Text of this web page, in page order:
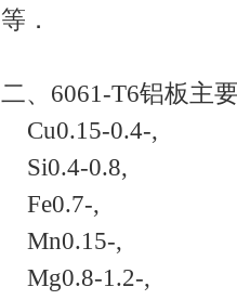
等．
二、6061-T6铝板主
Cu0.15-0.4-,
Si0.4-0.8,
Fe0.7-,
Mn0.15-,
Mg0.8-1.2-,